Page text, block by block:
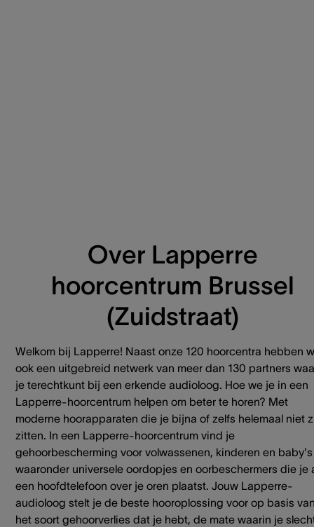
Over Lapperre
hoorcentrum Brussel
(Zuidstraat)
Welkom bij Lapperre! Naast onze 120 hoorcentra hebben
ook een uitgebreid netwerk van meer dan 130 partners
je terechtkunt bij een erkende audioloog. Hoe we je in een
Lapperre-hoorcentrum helpen om beter te horen? Met
moderne hoorapparaten die je bijna of zelfs helemaal niet
zitten. In een Lapperre-hoorcentrum vind je
gehoorbescherming voor volwassenen, kinderen en baby's
waaronder universele oordopjes en oorbeschermers die je
een hoofdtelefoon over je oren plaatst. Jouw Lapperre-
audioloog stelt je de beste hooroplossing voor op basis
het soort gehoorverlies dat je hebt, de mate waarin je